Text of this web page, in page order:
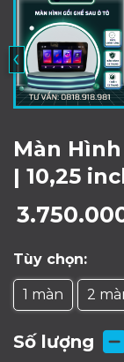
‹
Màn Hình
| 10,25
Tùy chọn:
1 màn 2
Số lượng